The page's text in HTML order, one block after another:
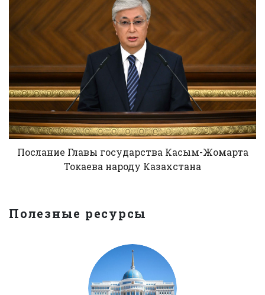
Послание Главы государства Касым-Жомарта
Токаева народу Казахстана
Полезные ресурсы